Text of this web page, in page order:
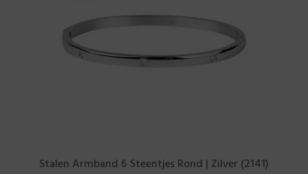
Stalen Armband 6 Steentjes Rond | Zilver (2141)